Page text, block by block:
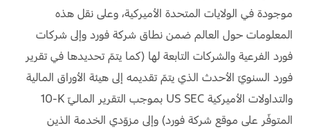
اتصل بنا
اتصل بنا
البحث عن الوكيل
الأسئلة الشائعة
موجودة في الولايات المتحدة الأميركية، وعلى نقل هذه
المعلومات حول العالم ضمن نطاق شركة فورد وإلى شركات
فورد الفرعية والشركات التابعة لها (كما يتمّ تحديدها في تقرير
فورد السنويّ الأحدث الذي يتمّ تقديمه إلى هيئة الأوراق المالية
والتداولات الأميركية US SEC بموجب التقرير الماليّ ‎10-K
المتوفّر على موقع شركة فورد) وإلى مزوّدي الخدمة الذين